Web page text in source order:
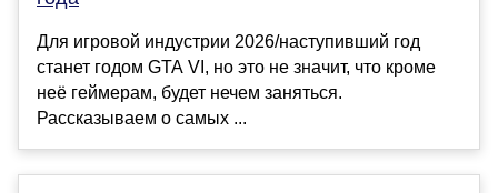
Для игровой индустрии 2026/наступивший год
станет годом GTA VI, но это не значит, что кроме
неё геймерам, будет нечем заняться.
Рассказываем о самых ...